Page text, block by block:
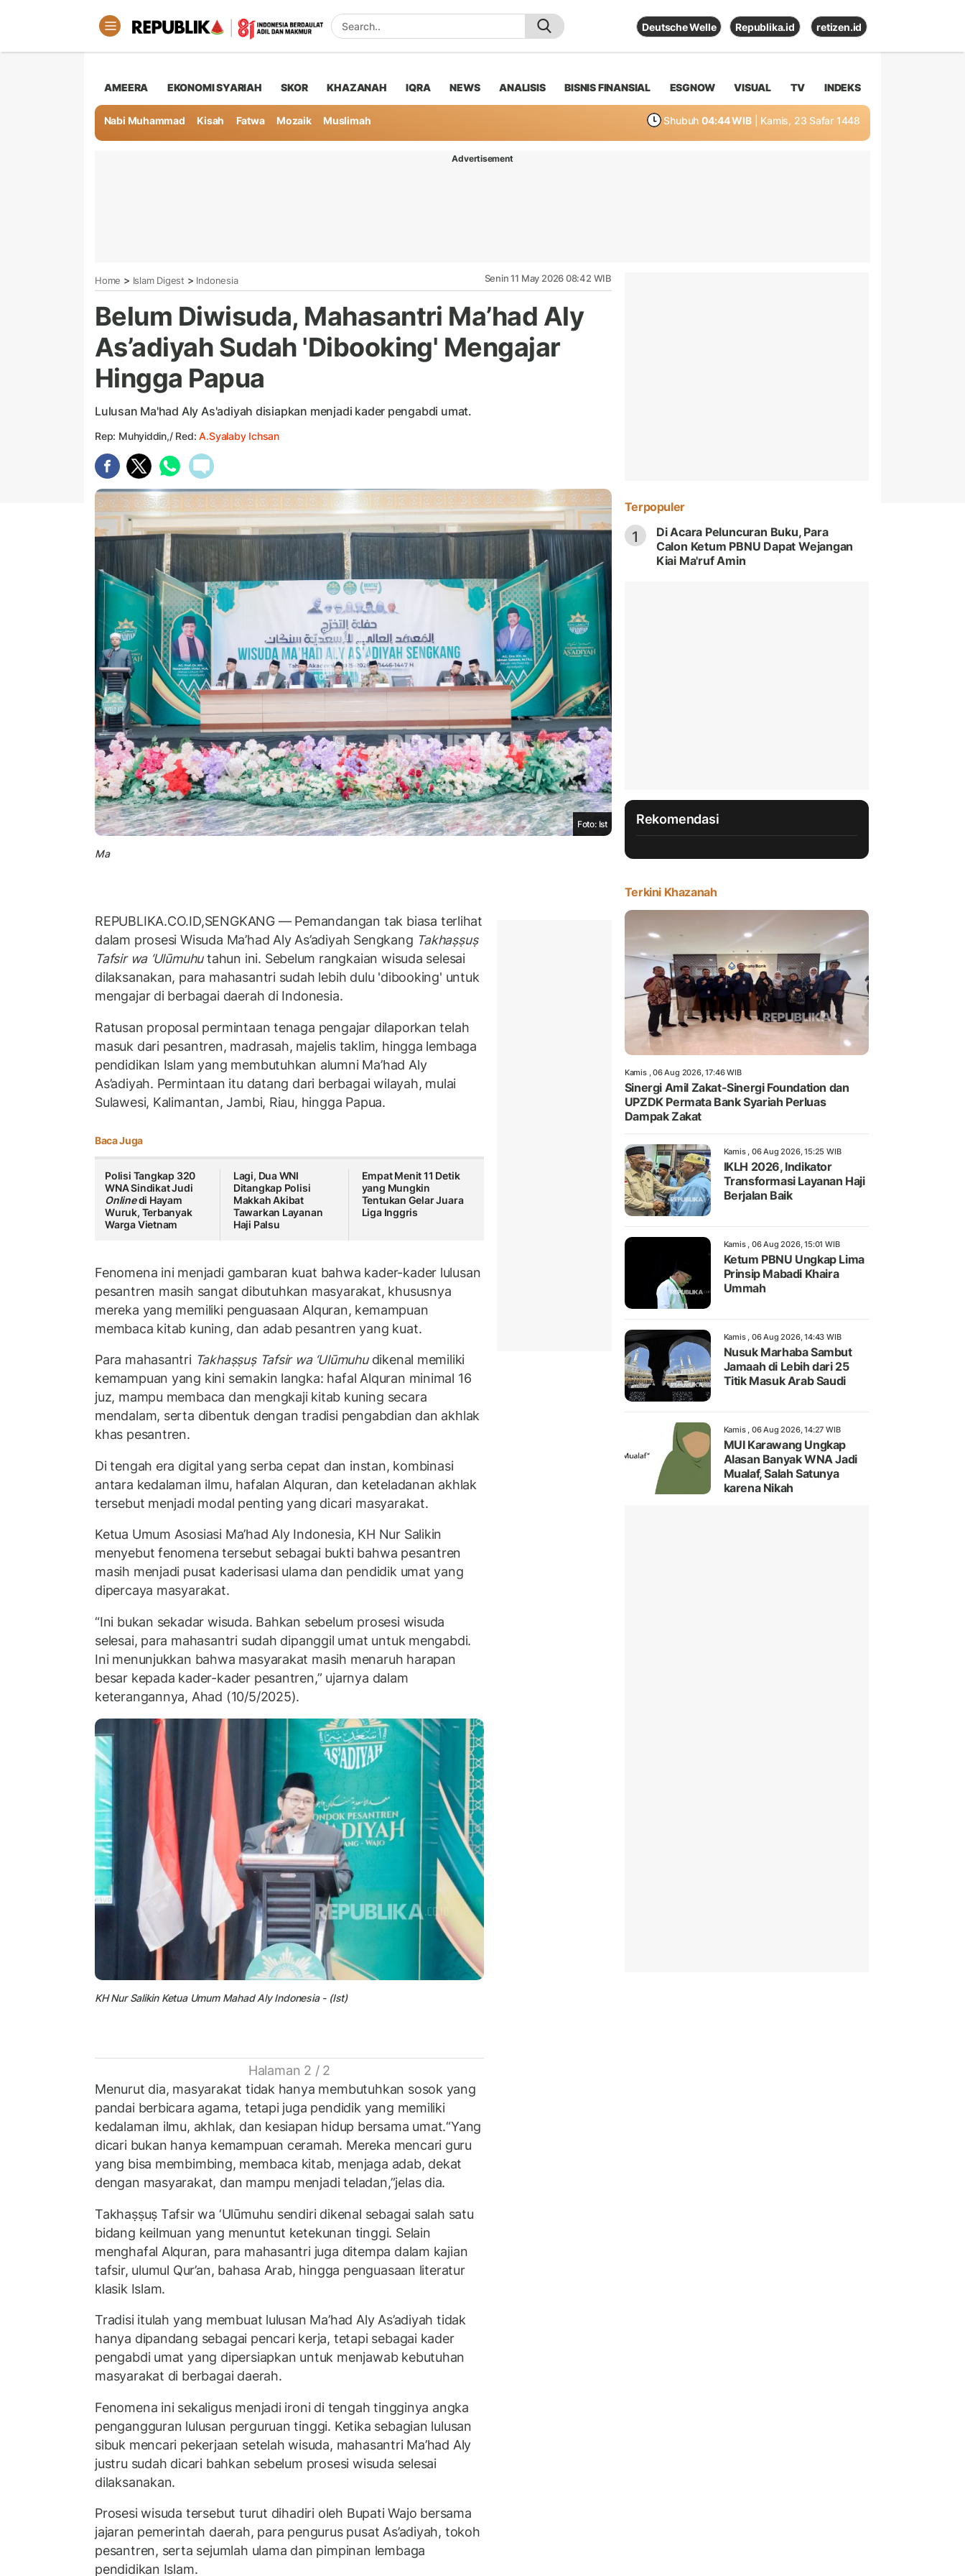
Deutsche Welle Republika.id retizen.id
AMEERA EKONOMI SYARIAH SKOR KHAZANAH IQRA NEWS ANALISIS BISNIS FINANSIAL ESGNOW VISUAL TV INDEKS
Nabi Muhammad Kisah Fatwa Mozaik Muslimah Shubuh 04:44 WIB | Kamis, 23 Safar 1448
Advertisement
Home > Islam Digest > Indonesia Senin 11 May 2026 08:42 WIB
Belum Diwisuda, Mahasantri Ma’had Aly
As’adiyah Sudah 'Dibooking' Mengajar
Hingga Papua
Lulusan Ma'had Aly As'adiyah disiapkan menjadi kader pengabdi umat.
Rep: Muhyiddin,/ Red:A.Syalaby Ichsan
Foto: Ist
Ma
REPUBLIKA.CO.ID,SENGKANG — Pemandangan tak biasa terlihat
dalam prosesi Wisuda Ma’had Aly As’adiyah Sengkang Takhaṣṣuṣ
Tafsir wa ‘Ulūmuhutahun ini. Sebelum rangkaian wisuda selesai
dilaksanakan, para mahasantri sudah lebih dulu 'dibooking' untuk
mengajar di berbagai daerah di Indonesia.
Ratusan proposal permintaan tenaga pengajar dilaporkan telah
masuk dari pesantren, madrasah, majelis taklim, hingga lembaga
pendidikan Islam yang membutuhkan alumni Ma’had Aly
As’adiyah. Permintaan itu datang dari berbagai wilayah, mulai
Sulawesi, Kalimantan, Jambi, Riau, hingga Papua.
Baca Juga
Polisi Tangkap 320
WNA Sindikat Judi
Onlinedi Hayam
Wuruk, Terbanyak
Warga Vietnam
Lagi, Dua WNI
Ditangkap Polisi
Makkah Akibat
Tawarkan Layanan
Haji Palsu
Empat Menit 11 Detik
yang Mungkin
Tentukan Gelar Juara
Liga Inggris
Fenomena ini menjadi gambaran kuat bahwa kader-kader lulusan
pesantren masih sangat dibutuhkan masyarakat, khususnya
mereka yang memiliki penguasaan Alquran, kemampuan
membaca kitab kuning, dan adab pesantren yang kuat.
Para mahasantri Takhaṣṣuṣ Tafsir wa ‘Ulūmuhudikenal memiliki
kemampuan yang kini semakin langka: hafal Alquran minimal 16
juz, mampu membaca dan mengkaji kitab kuning secara
mendalam, serta dibentuk dengan tradisi pengabdian dan akhlak
khas pesantren.
Di tengah era digital yang serba cepat dan instan, kombinasi
antara kedalaman ilmu, hafalan Alquran, dan keteladanan akhlak
tersebut menjadi modal penting yang dicari masyarakat.
Ketua Umum Asosiasi Ma’had Aly Indonesia, KH Nur Salikin
menyebut fenomena tersebut sebagai bukti bahwa pesantren
masih menjadi pusat kaderisasi ulama dan pendidik umat yang
dipercaya masyarakat.
“Ini bukan sekadar wisuda. Bahkan sebelum prosesi wisuda
selesai, para mahasantri sudah dipanggil umat untuk mengabdi.
Ini menunjukkan bahwa masyarakat masih menaruh harapan
besar kepada kader-kader pesantren,” ujarnya dalam
keterangannya, Ahad (10/5/2025).
KH Nur Salikin Ketua UmumMahad AlyIndonesia - (Ist)
Halaman 2 / 2
Menurut dia, masyarakat tidak hanya membutuhkan sosok yang
pandai berbicara agama, tetapi juga pendidik yang memiliki
kedalaman ilmu, akhlak, dan kesiapan hidup bersama umat.“Yang
dicari bukan hanya kemampuan ceramah. Mereka mencari guru
yang bisa membimbing, membaca kitab, menjaga adab, dekat
dengan masyarakat, dan mampu menjadi teladan,”jelas dia.
Takhaṣṣuṣ Tafsir wa ‘Ulūmuhu sendiri dikenal sebagai salah satu
bidang keilmuan yang menuntut ketekunan tinggi. Selain
menghafal Alquran, para mahasantri juga ditempa dalam kajian
tafsir, ulumul Qur’an, bahasa Arab, hingga penguasaan literatur
klasik Islam.
Tradisi itulah yang membuat lulusan Ma’had Aly As’adiyah tidak
hanya dipandang sebagai pencari kerja, tetapi sebagai kader
pengabdi umat yang dipersiapkan untuk menjawab kebutuhan
masyarakat di berbagai daerah.
Fenomena ini sekaligus menjadi ironi di tengah tingginya angka
pengangguran lulusan perguruan tinggi. Ketika sebagian lulusan
sibuk mencari pekerjaan setelah wisuda, mahasantri Ma’had Aly
justru sudah dicari bahkan sebelum prosesi wisuda selesai
dilaksanakan.
Prosesi wisuda tersebut turut dihadiri oleh Bupati Wajo bersama
jajaran pemerintah daerah, para pengurus pusat As’adiyah, tokoh
pesantren, serta sejumlah ulama dan pimpinan lembaga
pendidikan Islam.
Terpopuler
1
Di Acara Peluncuran Buku, Para
Calon Ketum PBNU Dapat Wejangan
Kiai Ma'ruf Amin
Rekomendasi
Terkini Khazanah
Kamis , 06 Aug 2026, 17:46 WIB
Sinergi Amil Zakat-Sinergi Foundation dan
UPZDK Permata Bank Syariah Perluas
Dampak Zakat
Kamis , 06 Aug 2026, 15:25 WIB
IKLH 2026, Indikator
Transformasi Layanan Haji
Berjalan Baik
Kamis , 06 Aug 2026, 15:01 WIB
Ketum PBNU Ungkap Lima
Prinsip Mabadi Khaira
Ummah
Kamis , 06 Aug 2026, 14:43 WIB
Nusuk Marhaba Sambut
Jamaah di Lebih dari 25
Titik Masuk Arab Saudi
Kamis , 06 Aug 2026, 14:27 WIB
MUI Karawang Ungkap
Alasan Banyak WNA Jadi
Mualaf, Salah Satunya
karena Nikah